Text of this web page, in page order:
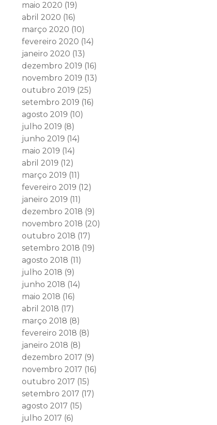
maio 2020 (19)
abril 2020 (16)
março 2020 (10)
fevereiro 2020 (14)
janeiro 2020 (13)
dezembro 2019 (16)
novembro 2019 (13)
outubro 2019 (25)
setembro 2019 (16)
agosto 2019 (10)
julho 2019 (8)
junho 2019 (14)
maio 2019 (14)
abril 2019 (12)
março 2019 (11)
fevereiro 2019 (12)
janeiro 2019 (11)
dezembro 2018 (9)
novembro 2018 (20)
outubro 2018 (17)
setembro 2018 (19)
agosto 2018 (11)
julho 2018 (9)
junho 2018 (14)
maio 2018 (16)
abril 2018 (17)
março 2018 (8)
fevereiro 2018 (8)
janeiro 2018 (8)
dezembro 2017 (9)
novembro 2017 (16)
outubro 2017 (15)
setembro 2017 (17)
agosto 2017 (15)
julho 2017 (6)